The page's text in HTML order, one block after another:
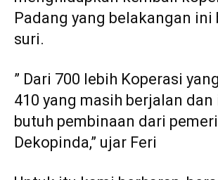
Padang yang belakangan ini
suri.
” Dari 700 lebih Koperasi
410 yang masih berjalan dan
butuh pembinaan dari
Dekopinda,” ujar Feri